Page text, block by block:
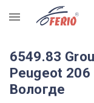
R
6549.83
Peugeot 206
Вологде